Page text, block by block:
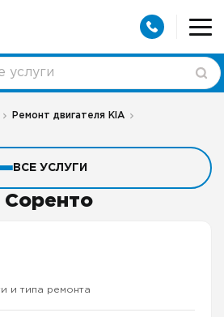
Ремонт двигателя КIA
ВСЕ УСЛУГИ
Соренто
и типа ремонта